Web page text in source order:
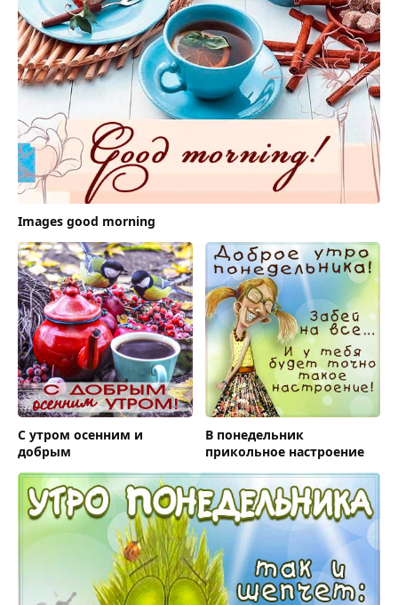
Images good morning
С утром осенним и
добрым
В понедельник
прикольное настроение